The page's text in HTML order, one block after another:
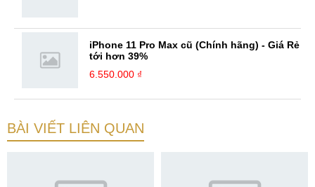
iPhone 11 Pro Max cũ (Chính hãng) - Giá Rẻ
tới hơn 39%
6.550.000 ₫
BÀI VIẾT LIÊN QUAN